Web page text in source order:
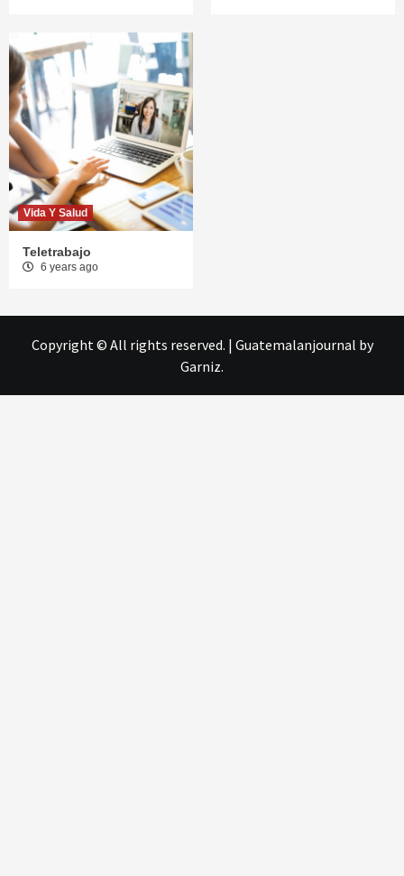
Vida Y Salud
Teletrabajo
6 years ago
Copyright © All rights reserved. | Guatemalanjournal by
Garniz.